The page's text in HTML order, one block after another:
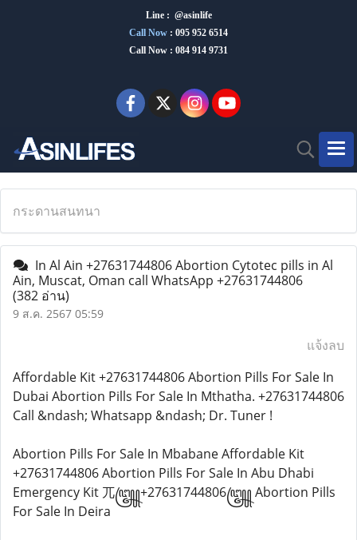
Line : @asinlife
Call Now : 095 952 6514
Call Now : 084 914 9731
กระดานสนทนา
In Al Ain +27631744806 Abortion Cytotec pills in Al
Ain, Muscat, Oman call WhatsApp +27631744806
(382 อ่าน)
9 ส.ค. 2567 05:59
แจ้งลบ
Affordable Kit +27631744806 Abortion Pills For Sale In
Dubai Abortion Pills For Sale In Mthatha. +27631744806
Call &ndash; Whatsapp &ndash; Dr. Tuner !
Abortion Pills For Sale In Mbabane Affordable Kit
+27631744806 Abortion Pills For Sale In Abu Dhabi
Emergency Kit 兀꧅+27631744806꧅ Abortion Pills
For Sale In Deira